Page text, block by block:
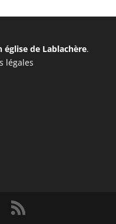
église de Lablachère.
légales